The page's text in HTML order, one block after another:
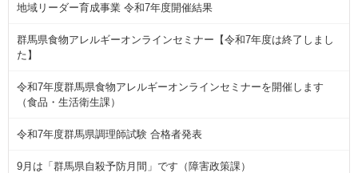
地域リーダー育成事業 令和7年度開催結果
群馬県食物アレルギーオンラインセミナー【令和7年度は終了しまし
た】
令和7年度群馬県食物アレルギーオンラインセミナーを開催します
（食品・生活衛生課）
令和7年度群馬県調理師試験 合格者発表
9月は「群馬県自殺予防月間」です（障害政策課）